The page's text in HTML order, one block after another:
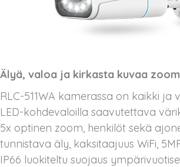
Älyä, valoa ja kirkasta kuvaa
RLC-511WA kamerassa on kaikki ja
LED-kohdevaloilla saavutettava
5x optinen zoom, henkilöt sekä
tunnistava äly, kaksitaajuus WiFi,
IP66 luokiteltu suojaus